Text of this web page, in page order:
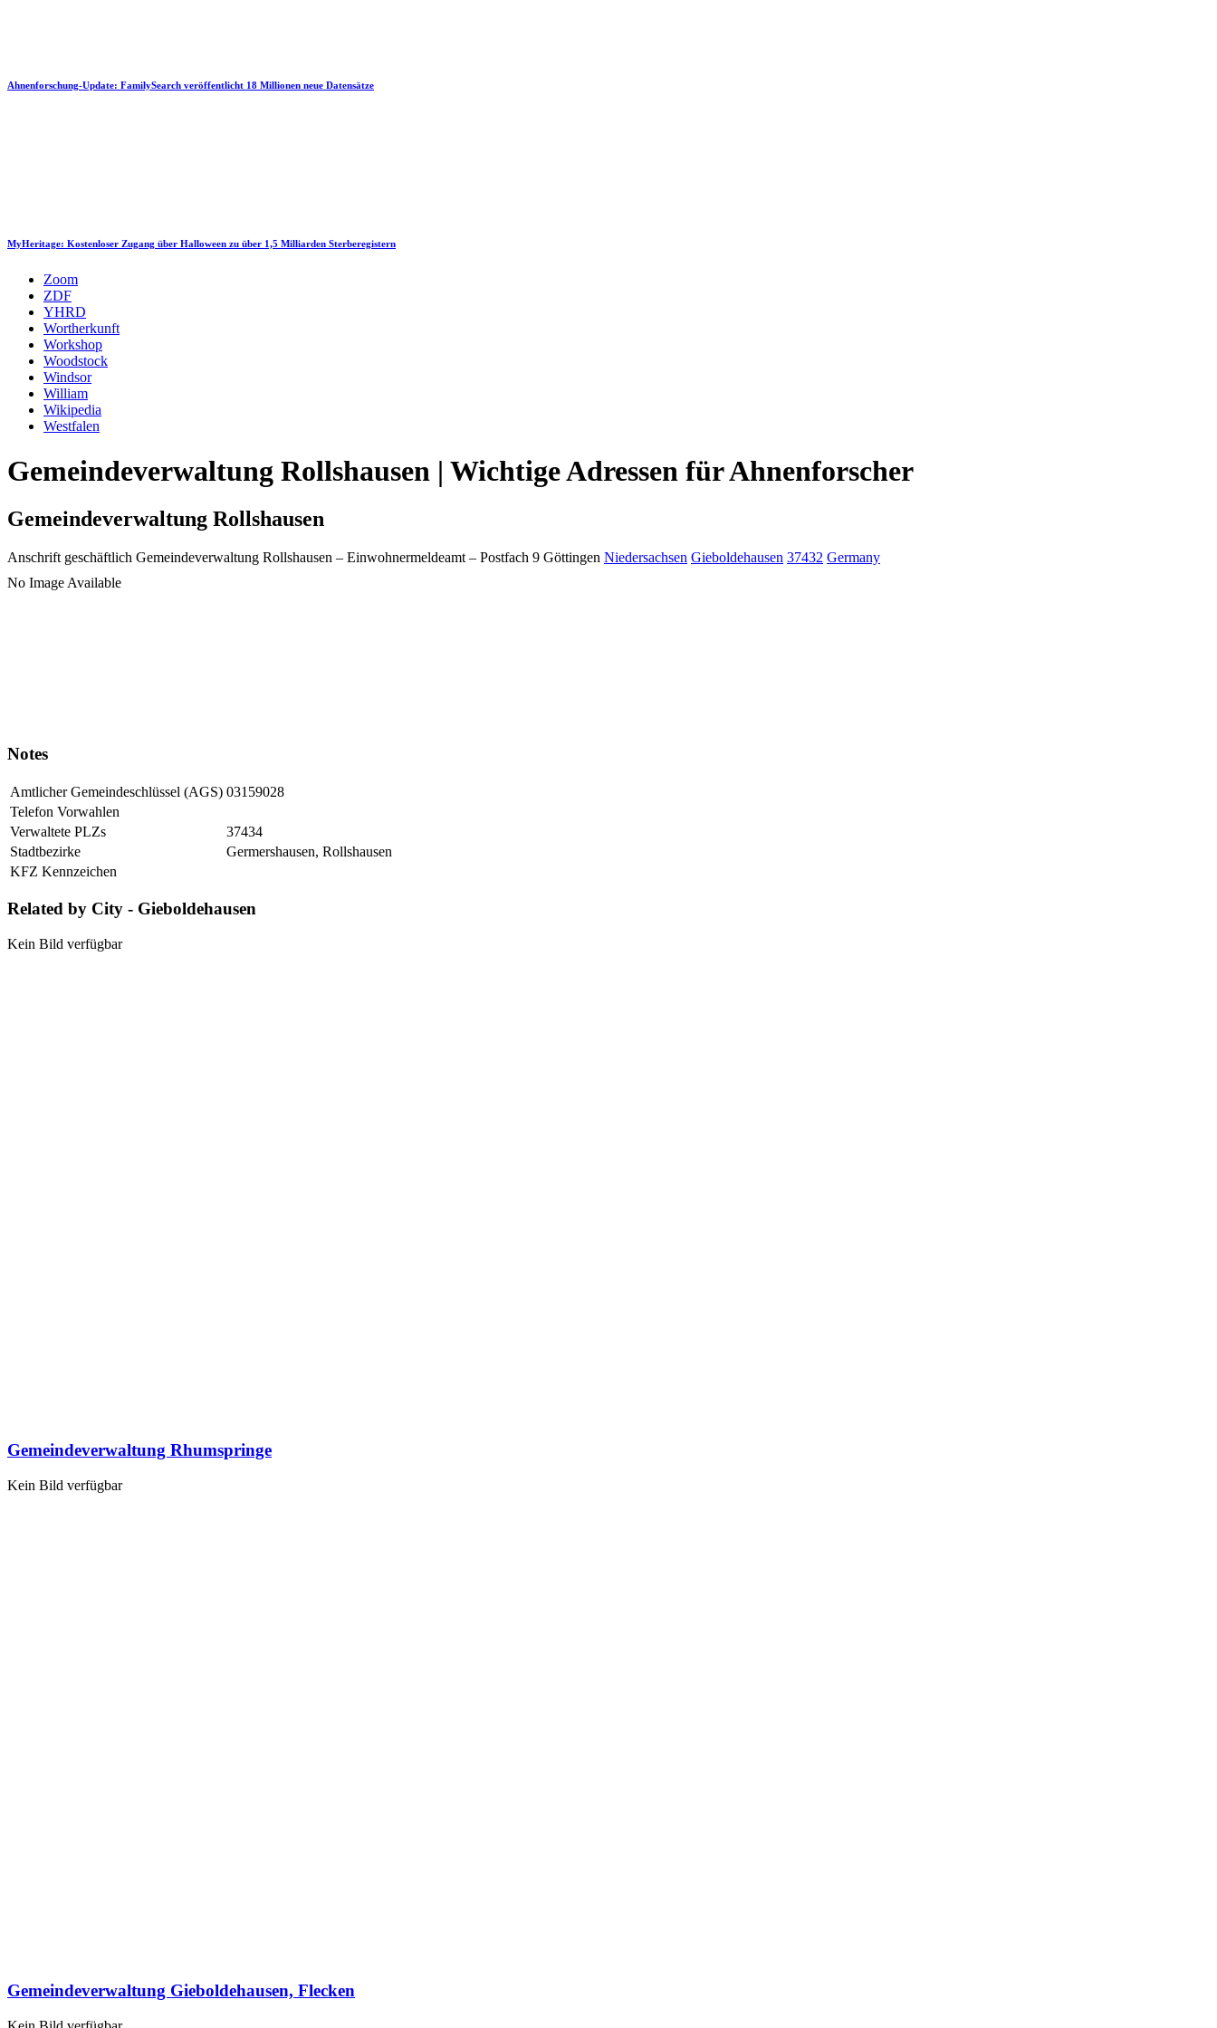
Ahnenforschung-Update: FamilySearch veröffentlicht 18 Millionen neue Datensätze
MyHeritage: Kostenloser Zugang über Halloween zu über 1,5 Milliarden Sterberegistern
Zoom
ZDF
YHRD
Wortherkunft
Workshop
Woodstock
Windsor
William
Wikipedia
Westfalen
Gemeindeverwaltung Rollshausen | Wichtige Adressen für Ahnenforscher
Gemeindeverwaltung Rollshausen
Anschrift geschäftlich Gemeindeverwaltung Rollshausen – Einwohnermeldeamt – Postfach 9 Göttingen Niedersachsen Gieboldehausen 37432 Germany
No Image Available
Notes
Amtlicher Gemeindeschlüssel (AGS) 03159028
Telefon Vorwahlen
Verwaltete PLZs
37434
Stadtbezirke
Germershausen, Rollshausen
KFZ Kennzeichen
Related by City - Gieboldehausen
Kein Bild verfügbar
Gemeindeverwaltung Rhumspringe
Kein Bild verfügbar
Gemeindeverwaltung Gieboldehausen, Flecken